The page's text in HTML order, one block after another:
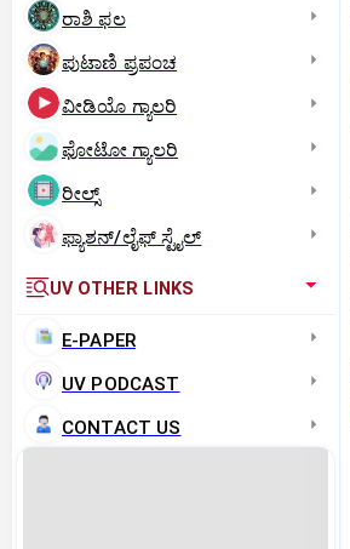
ರಾಶಿ ಫಲ
ಪುಟಾಣಿ ಪ್ರಪಂಚ
ವೀಡಿಯೊ ಗ್ಯಾಲರಿ
ಫೋಟೋ ಗ್ಯಾಲರಿ
ರೀಲ್ಸ್
ಫ್ಯಾಶನ್/ಲೈಫ್‌ ಸ್ಟೈಲ್
UV OTHER LINKS
E-PAPER
UV PODCAST
CONTACT US